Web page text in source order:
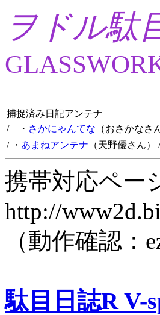
ヲドル駄
捕捉済み日記アンテナ
/ ・ さかにゃんてな （おさかなさ
/ ・ あまねアンテナ （天野優さん）
携帯対応ペー
http://
（動作確認：
駄目日誌R V-